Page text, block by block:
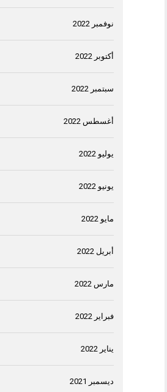
نوفمبر 2022
أكتوبر 2022
سبتمبر 2022
أغسطس 2022
يوليو 2022
يونيو 2022
مايو 2022
أبريل 2022
مارس 2022
فبراير 2022
يناير 2022
ديسمبر 2021